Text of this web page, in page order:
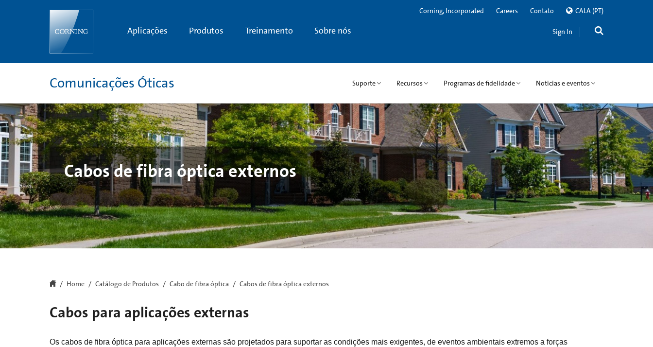
Aplicações Produtos Treinamento Sobre nós
Corning, Incorporated Careers Contato CALA (PT)
Sign In
Comunicações Óticas Suporte Recursos Programas de fidelidade Noticias e eventos
Cabos de fibra óptica externos
Home Catálogo de Produtos Cabo de fibra óptica Cabos de fibra óptica externos
Cabos para aplicações externas
Os cabos de fibra óptica para aplicações externas são projetados para suportar as condições mais exigentes, de eventos ambientais extremos a forças